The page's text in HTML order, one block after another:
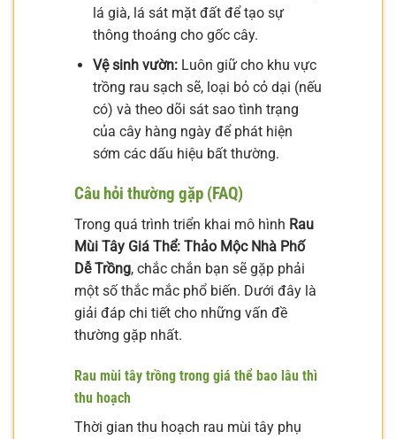
lá già, lá sát mặt đất để tạo sự
thông thoáng cho gốc cây.
Vệ sinh vườn:Luôn giữ cho khu vực
trồng rau sạch sẽ, loại bỏ cỏ dại (nếu
có) và theo dõi sát sao tình trạng
của cây hàng ngày để phát hiện
sớm các dấu hiệu bất thường.
Câu hỏi thường gặp (FAQ)
Trong quá trình triển khai mô hình Rau
Mùi Tây Giá Thể: Thảo Mộc Nhà Phố
Dễ Trồng, chắc chắn bạn sẽ gặp phải
một số thắc mắc phổ biến. Dưới đây là
giải đáp chi tiết cho những vấn đề
thường gặp nhất.
Rau mùi tây trồng trong giá thể bao lâu thì
thu hoạch
Thời gian thu hoạch rau mùi tây phụ